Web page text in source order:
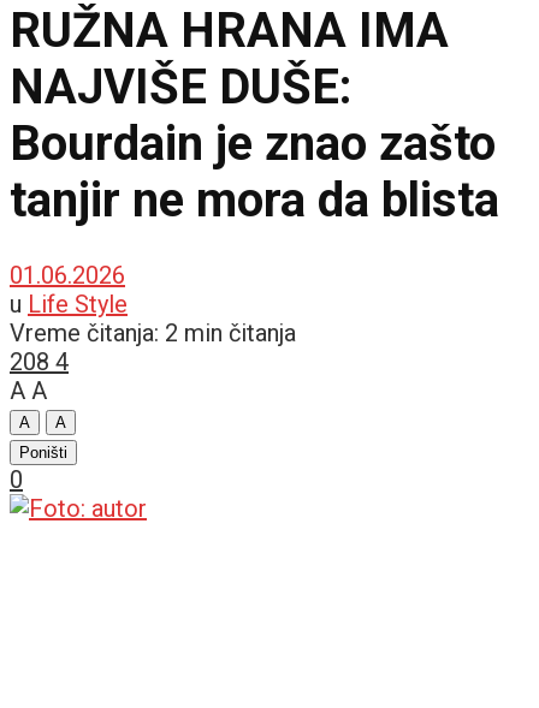
RUŽNA HRANA IMA
NAJVIŠE DUŠE:
Bourdain je znao zašto
tanjir ne mora da blista
01.06.2026
u Life Style
Vreme čitanja: 2 min čitanja
208 4
A A
A
A
Poništi
0